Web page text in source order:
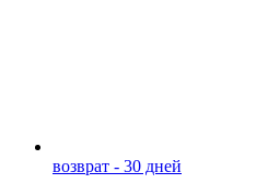
возврат - 30 дней